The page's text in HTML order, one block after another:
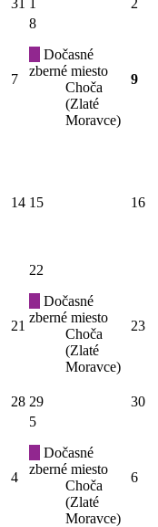
7
8
Dočasné
zberné miesto
Choča
(Zlaté
Moravce)
9
14 15 16
21
22
Dočasné
zberné miesto
Choča
(Zlaté
Moravce)
23
28 29 30
4
5
Dočasné
zberné miesto
Choča
(Zlaté
Moravce)
6